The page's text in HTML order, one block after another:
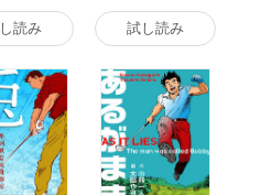
読み
籍版
試し読み